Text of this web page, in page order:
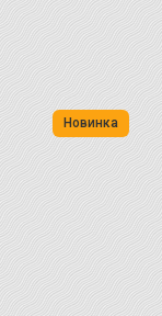
Новинка